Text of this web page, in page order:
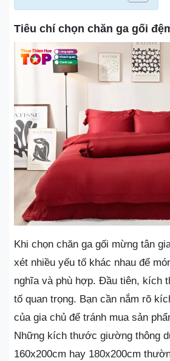
Tiêu chí chọn chăn ga gối
Khi chọn chăn ga gối mừng tân
xét nhiều yếu tố khác nhau để
nghĩa và phù hợp. Đầu tiên, kích
tố quan trọng. Bạn cần nắm rõ
của gia chủ để tránh mua sản
Những kích thước giường thông
160x200cm hay 180x200cm